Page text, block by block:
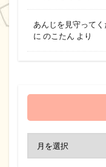
あんじを見守ってく
に のこたん より